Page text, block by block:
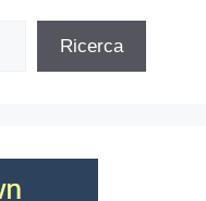
Ricerca